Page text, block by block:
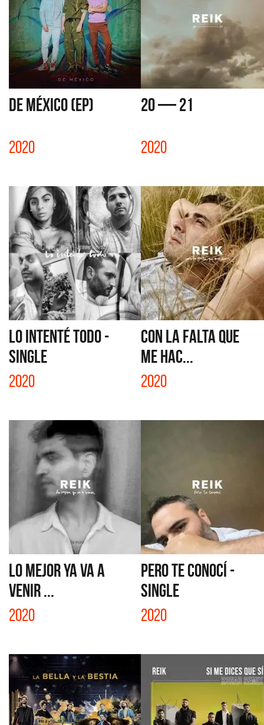
DE MÉXICO (EP)
2020
20 — 21
2020
LO INTENTÉ TODO -
SINGLE
2020
CON LA FALTA QUE
ME HAC...
2020
LO MEJOR YA VA A
VENIR ...
2020
PERO TE CONOCÍ -
SINGLE
2020